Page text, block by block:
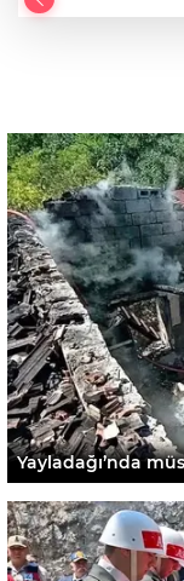
Yayladağı’nda